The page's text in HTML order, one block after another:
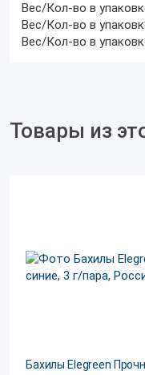
Вес/Кол-во в
Вес/Кол-во в
Вес/Кол-во в
Товары из
Бахилы Elegreen